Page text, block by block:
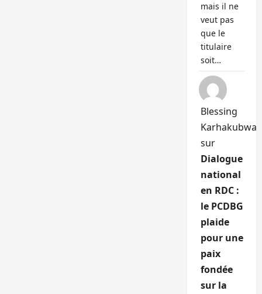
mais il ne
veut pas
que le
titulaire
soit…
Blessing
Karhakubwa
sur
Dialogue
national
en RDC :
le PCDBG
plaide
pour une
paix
fondée
sur la